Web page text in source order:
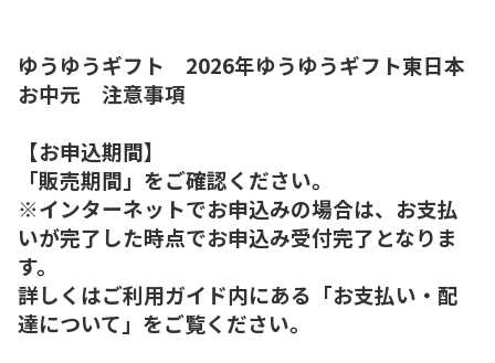
ゆうゆうギフト 2026年ゆうゆうギフト東日本
お中元 注意事項
【お申込期間】
「販売期間」をご確認ください。
※インターネットでお申込みの場合は、お支払
いが完了した時点でお申込み受付完了となりま
す。
詳しくはご利用ガイド内にある「お支払い・配
達について」をご覧ください。